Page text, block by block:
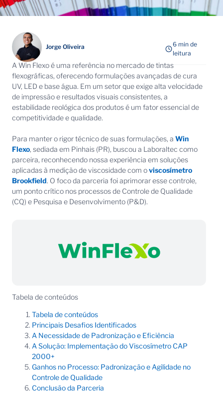
Jorge Oliveira
6 min de
leitura
A Win Flexo é uma referência no mercado de tintas
flexográficas, oferecendo formulações avançadas de cura
UV, LED e base água. Em um setor que exige alta velocidade
de impressão e resultados visuais consistentes, a
estabilidade reológica dos produtos é um fator essencial de
competitividade e qualidade.
Para manter o rigor técnico de suas formulações, a Win
Flexo, sediada em Pinhais (PR), buscou a Laboraltec como
parceira, reconhecendo nossa experiência em soluções
aplicadas à medição de viscosidade com oviscosímetro
Brookfield. O foco da parceria foi aprimorar esse controle,
um ponto crítico nos processos de Controle de Qualidade
(CQ) e Pesquisa e Desenvolvimento (P&D).
Tabela de conteúdos
Tabela de conteúdos
Principais Desafios Identificados
A Necessidade de Padronização e Eficiência
A Solução: Implementação do Viscosímetro CAP
2000+
Ganhos no Processo: Padronização e Agilidade no
Controle de Qualidade
Conclusão da Parceria